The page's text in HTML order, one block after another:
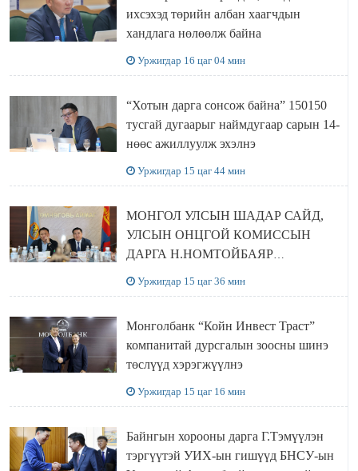
ихсэхэд төрийн албан хаагчдын
хандлага нөлөөлж байна
Уржигдар 16 цаг 04 мин
“Хотын дарга сонсож байна” 150150
тусгай дугаарыг наймдугаар сарын 14-
нөөс ажиллуулж эхэлнэ
Уржигдар 15 цаг 44 мин
МОНГОЛ УЛСЫН ШАДАР САЙД,
УЛСЫН ОНЦГОЙ КОМИССЫН
ДАРГА Н.НОМТОЙБАЯР
Уржигдар 15 цаг 36 мин
Монголбанк “Койн Инвест Траст”
компанитай дурсгалын зоосны шинэ
төслүүд хэрэгжүүлнэ
Уржигдар 15 цаг 16 мин
Байнгын хорооны дарга Г.Тэмүүлэн
тэргүүтэй УИХ-ын гишүүд БНСУ-ын